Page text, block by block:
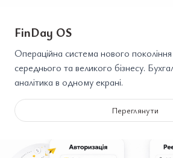
FinDay OS
Операційна система нового
середнього та великого бізнесу.
аналітика в одному екрані.
Переглянути